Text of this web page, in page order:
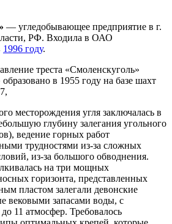
— угледобывающее предприятие в г.
РФ. Входила в ОАО
1996 году.
треста «Смоленскуголь»
в 1955 году на базе шахт
месторождения угля заключалась в
глубину залегания угольного
ведение горных работ
трудностями из-за сложных
из-за большого обводнения.
на три мощных
горизонта, представленных
пластом залегали девонские
вековыми запасами воды, с
11 атмосфер. Требовалось